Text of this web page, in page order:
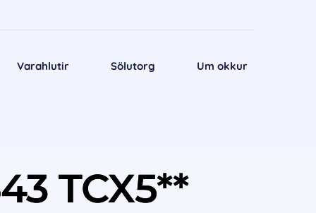
Varahlutir Sölutorg Um okkur
TCX5**